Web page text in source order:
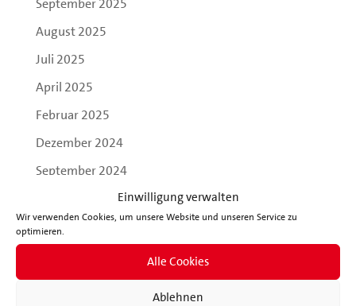
Einwilligung verwalten
Wir verwenden Cookies, um unsere Website und unseren Service zu
optimieren.
Alle Cookies
Ablehnen
September 2025
August 2025
Juli 2025
April 2025
Februar 2025
Dezember 2024
September 2024
März 2024
August 2023